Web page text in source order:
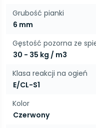
Grubość pianki
6 mm
Gęstość pozorna ze
30 - 35 kg / m3
Klasa reakcji na ogień
E/CL-S1
Kolor
Czerwony